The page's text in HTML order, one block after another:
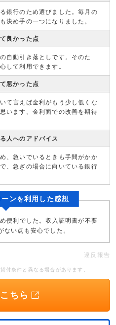
銀行のため選びました。毎月の
決め手の一つになりました。
良かった点
自動引き落としです。そのた
して利用できます。
悪かった点
て言えば金利がもう少し低くな
います。金利面での改善を期待
人へのアドバイス
、急いでいるときも手間がかか
、急ぎの場合に向いている銀行
ンを利用した感想
便利でした。収入証明書が不要
い点も安心でした。
違反報告
付条件と異なる場合があります。
ちら